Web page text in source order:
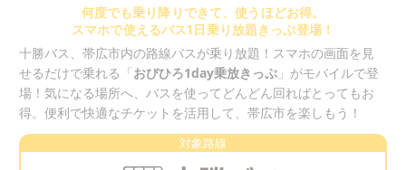
何度でも乗り降りできて、使うほどお得。
スマホで使えるバス1日乗り放題きっぷ登場！
十勝バス、帯広市内の路線バスが乗り放題！スマホの画面を見
せるだけで乗れる「おびひろ1day乗放きっぷ 」がモバイルで登
場！気になる場所へ、バスを使ってどんどん回ればとってもお
得。便利で快適なチケットを活用して、帯広市を楽しもう！
対象路線